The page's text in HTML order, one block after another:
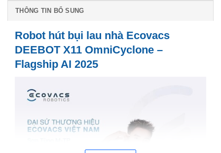
THÔNG TIN BỔ SUNG
Robot hút bụi lau nhà Ecovacs
DEEBOT X11 OmniCyclone –
Flagship AI 2025